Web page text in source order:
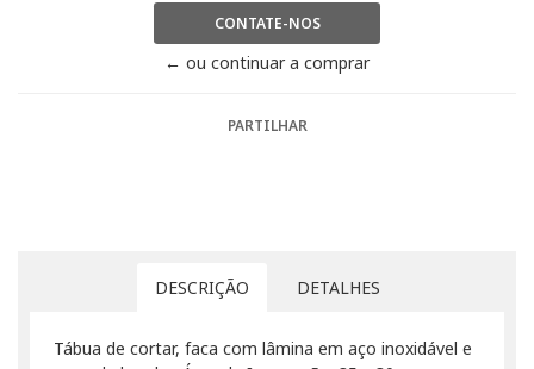
CONTATE-NOS
← ou continuar a comprar
PARTILHAR
DESCRIÇÃO DETALHES
Tábua de cortar, faca com lâmina em aço inoxidável e